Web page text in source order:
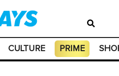
CULTURE PRIME